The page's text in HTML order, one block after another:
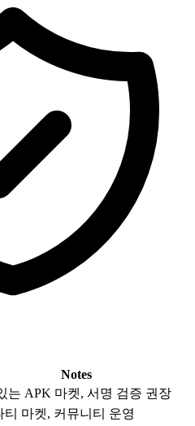
Notes
는 APK 마켓, 서명 검증 권장
티 마켓, 커뮤니티 운영